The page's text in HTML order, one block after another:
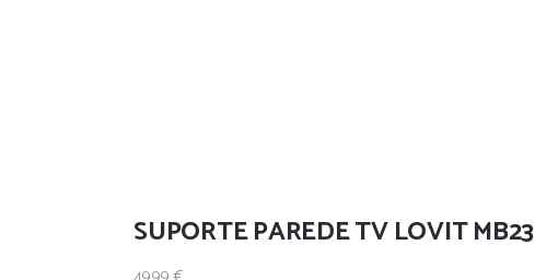
SUPORTE PAREDE TV LOVIT MB23